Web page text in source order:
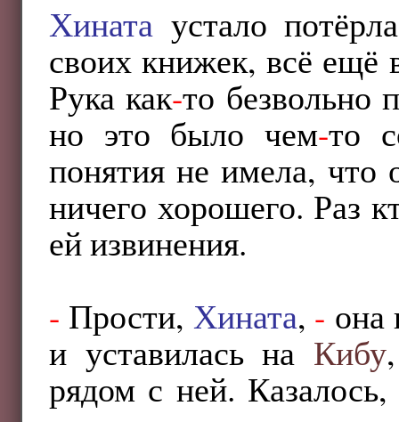
Хината устало
своих книжек, всё ещё
Рука как-то безвольно
но это было чем-то
понятия не имела, что
ничего хорошего. Раз
ей извинения.
- Прости, Хината, - она
и уставилась на Кибу
рядом с ней. Казалось,